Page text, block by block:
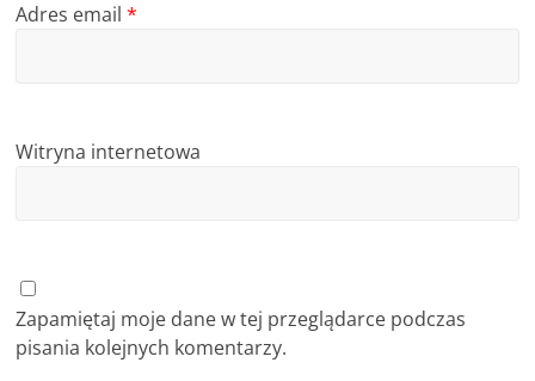
Adres email*
Witryna internetowa
Zapamiętaj moje dane w tej przeglądarce podczas
pisania kolejnych komentarzy.